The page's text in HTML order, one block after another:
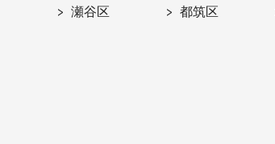
瀬谷区 都筑区